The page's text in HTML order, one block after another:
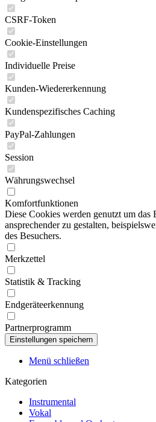
CSRF-Token
Cookie-Einstellungen
Individuelle Preise
Kunden-Wiedererkennung
Kundenspezifisches Caching
PayPal-Zahlungen
Session
Währungswechsel
Komfortfunktionen
Diese Cookies werden genutzt um das
ansprechender zu gestalten,
des Besuchers.
Merkzettel
Statistik & Tracking
Endgeräteerkennung
Partnerprogramm
Menü schließen
Kategorien
Instrumental
Vokal